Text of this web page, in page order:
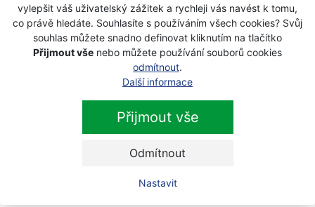
vylepšit váš uživatelský zážitek a rychleji vás navést k tomu,
co právě hledáte. Souhlasíte s používáním všech cookies? Svůj
souhlas můžete snadno definovat kliknutím na tlačítko
Přijmout vše nebo můžete používání souborů cookies
odmítnout.
Další informace
Přijmout vše
Odmítnout
Nastavit
hmotnost pro snadné skladování a přepravu.
Technické údaje :
Elektrická ochranná třída - IP X5
Maximální tlak - 140 bar
Maximální samonasávací výška - 0.5 m
Max. teplota přiváděné vody - 40 °C
Provozní tlak, max. - 100 bar